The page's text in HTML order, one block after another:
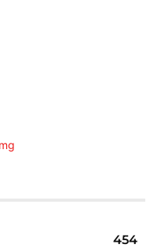
454